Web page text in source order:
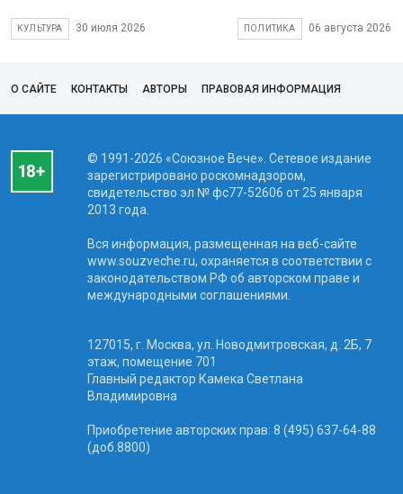
КУЛЬТУРА 30 июля 2026 ПОЛИТИКА 06 августа 2026
О САЙТЕ КОНТАКТЫ АВТОРЫ ПРАВОВАЯ ИНФОРМАЦИЯ
© 1991-2026 «Союзное Вече». Сетевое издание
зарегистрировано роскомнадзором,
свидетельство эл № фc77-52606 от 25 января
2013 года.
Вся информация, размещенная на веб-сайте
www.souzveche.ru, охраняется в соответствии с
законодательством РФ об авторском праве и
международными соглашениями.
127015, г. Москва, ул. Новодмитровская, д. 2Б, 7
этаж, помещение 701
Главный редактор Камека Светлана
Владимировна
Приобретение авторских прав: 8 (495) 637-64-88
(доб.8800)